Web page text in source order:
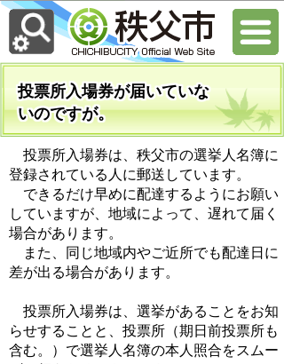
投票所入場券が届いていな
いのですが。
投票所入場券は、秩父市の選挙人名簿に
登録されている人に郵送しています。
できるだけ早めに配達するようにお願い
していますが、地域によって、遅れて届く
場合があります。
また、同じ地域内やご近所でも配達日に
差が出る場合があります。
投票所入場券は、選挙があることをお知
らせすることと、投票所（期日前投票所も
含む。）で選挙人名簿の本人照合をスムー